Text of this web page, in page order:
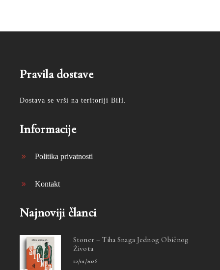
Pravila dostave
Dostava se vrši na teritoriji BiH.
Informacije
Politika privatnosti
Kontakt
Najnoviji članci
Stoner – Tiha Snaga Jednog Običnog
Života
22/01/2026